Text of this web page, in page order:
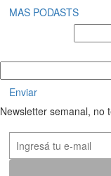
MAS PODASTS
Enviar
Newsletter semanal, no